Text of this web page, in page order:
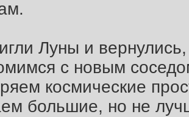
Луны и
с новым
космические
большие, но не